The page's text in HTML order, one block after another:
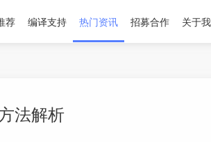
荐 编译支持 热门资讯 招募合作 关于
法解析